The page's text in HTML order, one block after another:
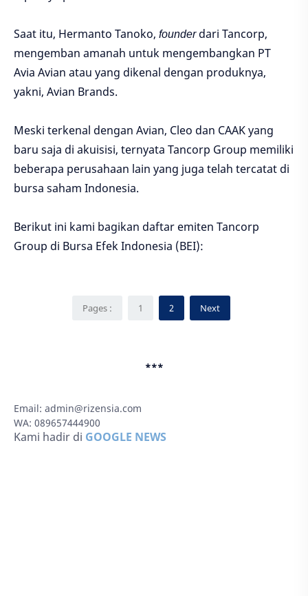
Saat itu, Hermanto Tanoko, founderdari Tancorp,
mengemban amanah untuk mengembangkan PT
Avia Avian atau yang dikenal dengan produknya,
yakni, Avian Brands.
Meski terkenal dengan Avian, Cleo dan CAAK yang
baru saja di akuisisi, ternyata Tancorp Group memiliki
beberapa perusahaan lain yang juga telah tercatat di
bursa saham Indonesia.
Berikut ini kami bagikan daftar emiten Tancorp
Group di Bursa Efek Indonesia (BEI):
Pages : 1 2 Next
***
Email: admin@rizensia.com
WA: 089657444900
Kami hadir di GOOGLE NEWS